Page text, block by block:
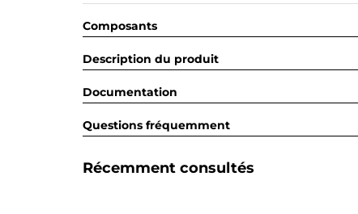
Composants
Description du produit
Documentation
Questions fréquemment
Récemment consultés